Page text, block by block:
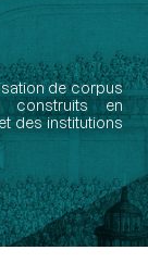
de corpus
construits en
des institutions